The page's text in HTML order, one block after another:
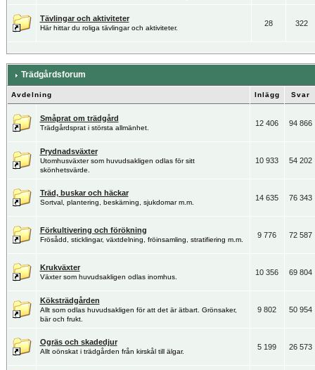
Tävlingar och aktiviteter
Här hittar du roliga tävlingar och aktiviteter.
28 322
Trädgårdsforum
Avdelning Inlägg Svar
Småprat om trädgård
Trädgårdsprat i största allmänhet.
12 406 94 866
Prydnadsväxter
Utomhusväxter som huvudsakligen odlas för sitt
skönhetsvärde.
10 933 54 202
Träd, buskar och häckar
Sortval, plantering, beskärning, sjukdomar m.m.
14 635 76 343
Förkultivering och förökning
Frösådd, sticklingar, växtdelning, fröinsamling, stratifiering m.m.
9 776 72 587
Krukväxter
Växter som huvudsakligen odlas inomhus.
10 356 69 804
Köksträdgården
Allt som odlas huvudsakligen för att det är ätbart. Grönsaker,
bär och frukt.
9 802 50 954
Ogräs och skadedjur
Allt oönskat i trädgården från kirskål till älgar.
5 199 26 573